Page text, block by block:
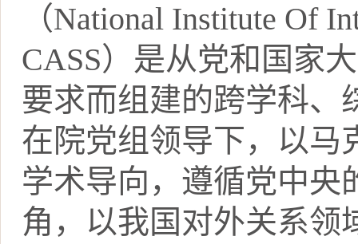
（National Institute Of
CASS）是从党和国家
要求而组建的跨学科、
在院党组领导下，以马
学术导向，遵循党中央
角，以我国对外关系领